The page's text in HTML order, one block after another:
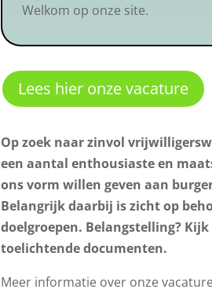
Welkom op onze site.
Lees hier onze vacature
Op zoek naar zinvol
een aantal enthousiaste en
ons vorm willen geven aan
Belangrijk daarbij is zicht op
doelgroepen. Belangstelling?
toelichtende documenten.
Meer informatie over onze